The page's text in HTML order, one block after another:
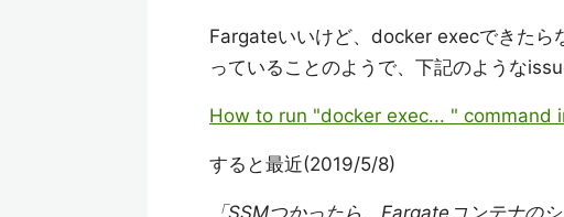
Fargateいいけど、docker execできたら
っていることのようで、下記のような
How to run "docker exec... " command
すると最近(2019/5/8)
「SSMつかったら、Fargateコンテナの